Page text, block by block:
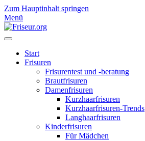
Zum Hauptinhalt springen
Menü
Start
Frisuren
Frisurentest und -beratung
Brautfrisuren
Damenfrisuren
Kurzhaarfrisuren
Kurzhaarfrisuren-Trends
Langhaarfrisuren
Kinderfrisuren
Für Mädchen